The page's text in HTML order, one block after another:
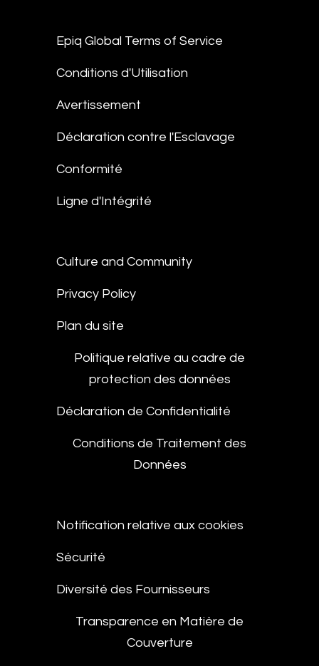
Epiq Global Terms of Service
Conditions d'Utilisation
Avertissement
Déclaration contre l'Esclavage
Conformité
Ligne d'Intégrité
Culture and Community
Privacy Policy
Plan du site
Politique relative au cadre de
protection des données
Déclaration de Confidentialité
Conditions de Traitement des
Données
Notification relative aux cookies
Sécurité
Diversité des Fournisseurs
Transparence en Matière de
Couverture